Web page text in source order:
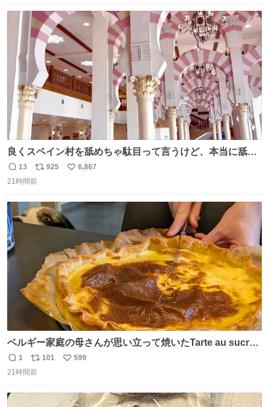
ト
数
良くスペイン村を舐めちゃ駄目って言うけど、本当に舐め
ちゃ行けないのはスペィン村ホテル🏛🏨 だってロビーから
中庭抜けるだけでこの有様🤩 ディズニーホテル泊まってる
ニャは益々素晴らしい場所になってる
返
信
13
リ
ポ
ト
数
925
い
数
6,867
21時間前
ベルギー家庭の母さんが思い立って焼いたTarte au sucre
は「砂糖のケーキ」。パイ生地に砂糖をたっぷり振りか
け、クリームと卵の液を注いで焼くだけ。溶けた砂糖はね
ギーのだよ」というこれ、素朴な焼菓子に見えてナポレオ
返
信
1
リ
ポ
101
い
数
599
21時間前